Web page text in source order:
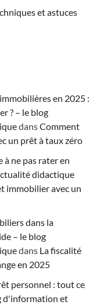
et astuces
en 2025 :
? – le blog
dansComment
un prêt à taux zéro
à ne pas rater en
didactique
immobilier avec un
dans la
– le blog
dans La fiscalité
en 2025
personnel : tout ce
d'information et